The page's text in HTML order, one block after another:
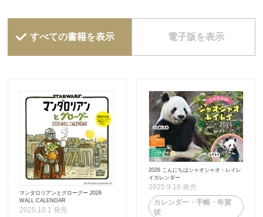
すべての書籍を表示 電子版を表示
マンダロリアンとグローグー 2026
WALL CALENDAR
2025.10.1 発売
2026 こんにちはシャオシャオ・レイレ
イカレンダー
2025.9.18 発売
カレンダー・手帳・年賀
状